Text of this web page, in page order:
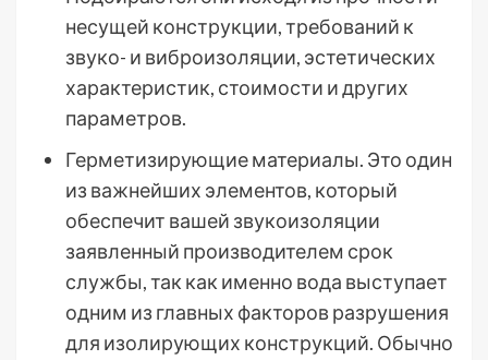
несущей конструкции, требований к
звуко- и виброизоляции, эстетических
характеристик, стоимости и других
параметров.
Герметизирующие материалы. Это один
из важнейших элементов, который
обеспечит вашей звукоизоляции
заявленный производителем срок
службы, так как именно вода выступает
одним из главных факторов разрушения
для изолирующих конструкций. Обычно